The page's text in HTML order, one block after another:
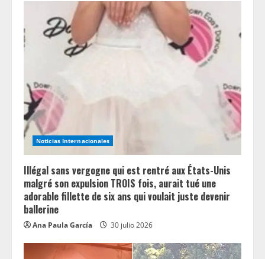
Noticias Internacionales
Illégal sans vergogne qui est rentré aux États-Unis
malgré son expulsion TROIS fois, aurait tué une
adorable fillette de six ans qui voulait juste devenir
ballerine
Ana Paula García 30 julio 2026